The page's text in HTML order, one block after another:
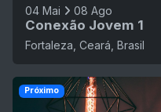
04 Mai 08 Ago
Conexão Jovem 1
Fortaleza, Ceará, Brasil
Próximo